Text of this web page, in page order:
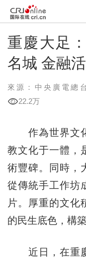
重慶大足
名城 金融
來源：中央廣電總
22.2万
作為世界文化
教文化于一體，
術豐碑。同時，
從傳統手工作坊
片。厚重的文化
的民生底色，構
近日，在重慶